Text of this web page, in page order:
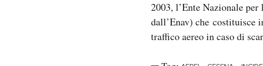
2003, l’Ente Nazionale
dall’Enav) che
traffico aereo in caso di